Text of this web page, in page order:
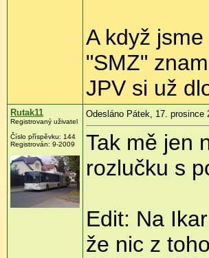
A když
"SMZ"
JPV si už
Rutak11
Registrovaný uživatel
Číslo příspěvku: 144
Registrován: 9-2009
Odesláno Pátek, 17. prosince
Tak mě jen
rozlučku s
Edit: Na
že nic z